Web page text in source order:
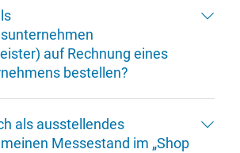
auf Rechnung eines
bestellen?
als ausstellendes
Messestand im „Shop